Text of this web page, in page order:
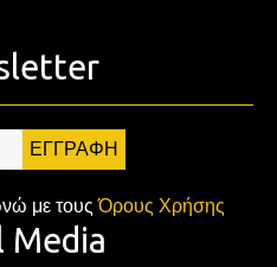
με τουςΌρους Χρήσης
Media